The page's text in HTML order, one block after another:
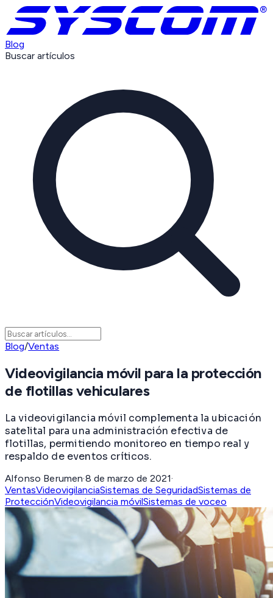
Blog
Buscar artículos
Blog/Ventas
Videovigilancia móvil para la protección
de flotillas vehiculares
La videovigilancia móvil complementa la ubicación
satelital para una administración efectiva de
flotillas, permitiendo monitoreo en tiempo real y
respaldo de eventos críticos.
Alfonso Berumen·8 de marzo de 2021·
VentasVideovigilanciaSistemas de SeguridadSistemas de
ProtecciónVideovigilancia móvilSistemas de voceo